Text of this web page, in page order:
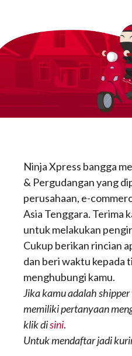
Ninja Xpress bangga
& Pergudangan yang
perusahaan, e-
Asia Tenggara. Terima
untuk melakukan
Cukup berikan rincian
dan beri waktu kepada
menghubungi kamu.
Jika kamu adalah
memiliki pertanyaan
klik disini.
Untuk mendaftar jadi